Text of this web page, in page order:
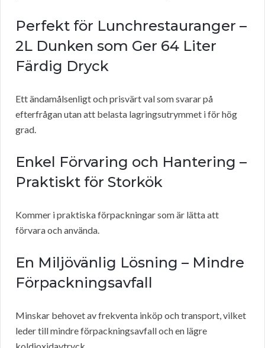
Perfekt för Lunchrestauranger –
2L Dunken som Ger 64 Liter
Färdig Dryck
Ett ändamålsenligt och prisvärt val som svarar på
efterfrågan utan att belasta lagringsutrymmet i för hög
grad.
Enkel Förvaring och Hantering –
Praktiskt för Storkök
Kommer i praktiska förpackningar som är lätta att
förvara och använda.
En Miljövänlig Lösning – Mindre
Förpackningsavfall
Minskar behovet av frekventa inköp och transport, vilket
leder till mindre förpackningsavfall och en lägre